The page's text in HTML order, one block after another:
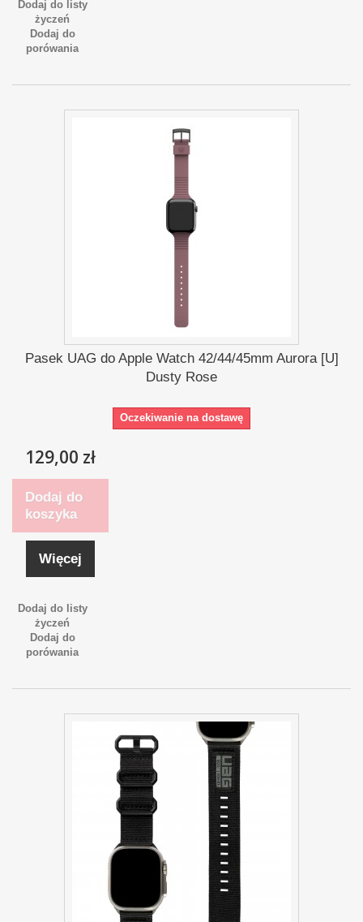
Dodaj do listy
życzeń
Dodaj do
porówania
Pasek UAG do Apple Watch 42/44/45mm Aurora [U]
Dusty Rose
Oczekiwanie na dostawę
129,00 zł
Dodaj do
koszyka
Więcej
Dodaj do listy
życzeń
Dodaj do
porówania